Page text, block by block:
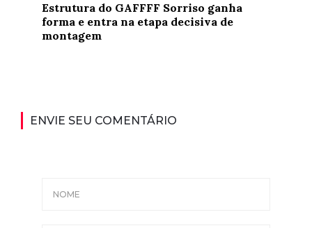
Estrutura do GAFFFF Sorriso ganha
forma e entra na etapa decisiva de
montagem
ENVIE SEU COMENTÁRIO